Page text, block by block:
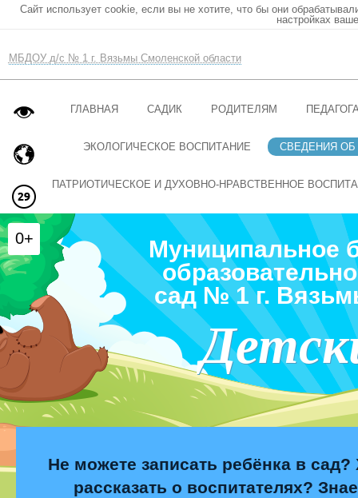
Сайт использует cookie, если вы не хотите, что бы они
настройках
МБДОУ д/с № 1 г. Вязьмы Смоленской области
ГЛАВНАЯ САДИК РОДИТЕЛЯМ
ЭКОЛОГИЧЕСКОЕ ВОСПИТАНИЕ СВЕДЕНИЯ ОБ
ПАТРИОТИЧЕСКОЕ И ДУХОВНО-НРАВСТВЕННОЕ
Муниципальное
сад № 1 г.
Не можете записать ребёнка в сад?
рассказать о воспитателях?
0+